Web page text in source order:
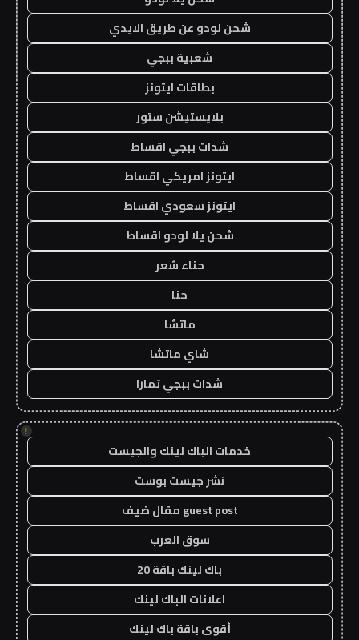
شحن لودو عن طريق الايدي
شعبية ببجي
بطاقات ايتونز
بلايستيشن ستور
شدات ببجي اقساط
ايتونز امريكي اقساط
ايتونز سعودي اقساط
شحن يلا لودو اقساط
حناء شعر
حنا
ماتشا
شاي ماتشا
شدات ببجي تمارا
!
خدمات الباك لينك والجيست
نشر جيست بوست
guest post مقال ضيف
سوق العرب
باك لينك باقة 20
اعلانات الباك لينك
أقوى باقة باك لينك